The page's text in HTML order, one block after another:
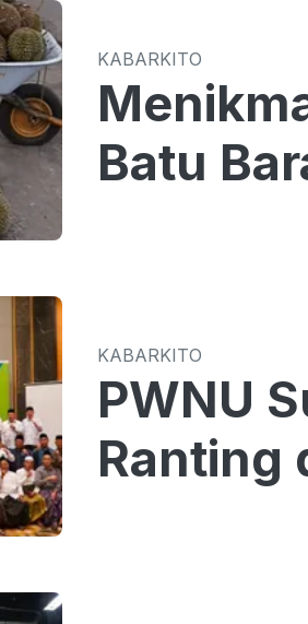
KABARKITO
Batu
KABARKITO
PWNU
Ranting